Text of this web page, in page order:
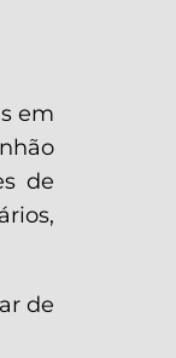
em
de
de